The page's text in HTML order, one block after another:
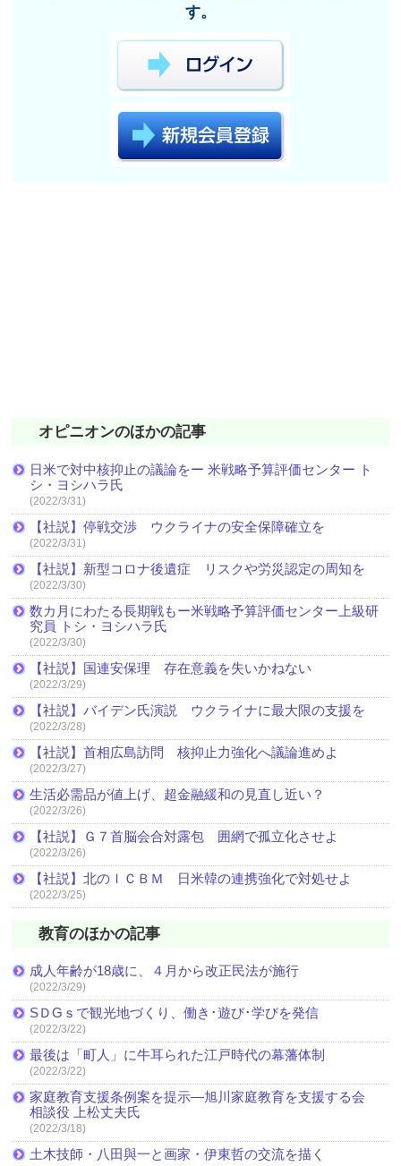
す。
オピニオンのほかの記事
日米で対中核抑止の議論をー 米戦略予算評価センター ト
シ・ヨシハラ氏
(2022/3/31)
【社説】停戦交渉 ウクライナの安全保障確立を
(2022/3/31)
【社説】新型コロナ後遺症 リスクや労災認定の周知を
(2022/3/30)
数カ月にわたる長期戦もー米戦略予算評価センター上級研
究員 トシ・ヨシハラ氏
(2022/3/30)
【社説】国連安保理 存在意義を失いかねない
(2022/3/29)
【社説】バイデン氏演説 ウクライナに最大限の支援を
(2022/3/28)
【社説】首相広島訪問 核抑止力強化へ議論進めよ
(2022/3/27)
生活必需品が値上げ、超金融緩和の見直し近い？
(2022/3/26)
【社説】Ｇ７首脳会合対露包 囲網で孤立化させよ
(2022/3/26)
【社説】北のＩＣＢＭ 日米韓の連携強化で対処せよ
(2022/3/25)
教育のほかの記事
成人年齢が18歳に、４月から改正民法が施行
(2022/3/29)
SＤGｓで観光地づくり、働き･遊び･学びを発信
(2022/3/22)
最後は「町人」に牛耳られた江戸時代の幕藩体制
(2022/3/22)
家庭教育支援条例案を提示―旭川家庭教育を支援する会
相談役 上松丈夫氏
(2022/3/18)
土木技師・八田與一と画家・伊東哲の交流を描く